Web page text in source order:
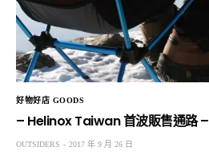
好物好店 GOODS
– Helinox Taiwan 首波販售通路 –
OUTSIDERS 2017 年 9 月 26 日